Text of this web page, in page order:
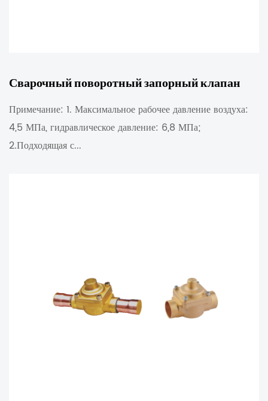
Сварочный поворотный запорный клапан
Примечание: 1. Максимальное рабочее давление воздуха:
4,5 МПа, гидравлическое давление: 6,8 МПа;
2.Подходящая с...